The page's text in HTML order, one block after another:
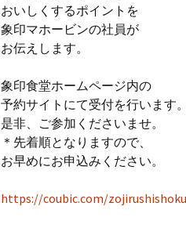
おいしくするポイントを
象印マホービンの社員が
お伝えします。
象印食堂ホームページ内の
予約サイトにて受付を行います
是非、ご参加くださいませ。
＊先着順となりますので、
お早めにお申込みください。
https://coubic.com/